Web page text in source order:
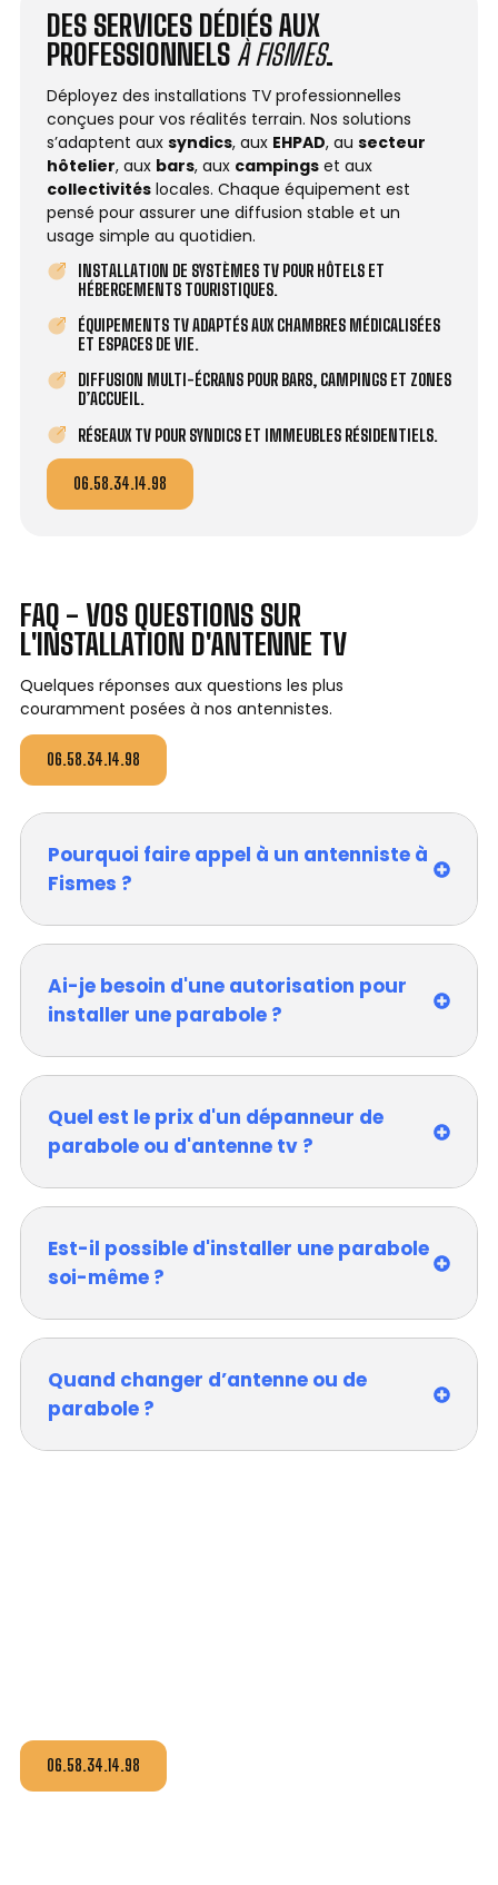
DES SERVICES DÉDIÉS AUX
PROFESSIONNELS À FISMES.
Déployez des installations TV professionnelles
conçues pour vos réalités terrain. Nos solutions
s’adaptent aux syndics, aux EHPAD, au secteur
hôtelier, aux bars, aux campings et aux
collectivités locales. Chaque équipement est
pensé pour assurer une diffusion stable et un
usage simple au quotidien.
INSTALLATION DE SYSTÈMES TV POUR HÔTELS ET
HÉBERGEMENTS TOURISTIQUES.
ÉQUIPEMENTS TV ADAPTÉS AUX CHAMBRES MÉDICALISÉES
ET ESPACES DE VIE.
DIFFUSION MULTI-ÉCRANS POUR BARS, CAMPINGS ET ZONES
D’ACCUEIL.
RÉSEAUX TV POUR SYNDICS ET IMMEUBLES RÉSIDENTIELS.
06.58.34.14.98
FAQ - VOS QUESTIONS SUR
L'INSTALLATION D'ANTENNE TV
Quelques réponses aux questions les plus
couramment posées à nos antennistes.
06.58.34.14.98
Pourquoi faire appel à un antenniste à
Fismes ?
Ai-je besoin d'une autorisation pour
installer une parabole ?
Quel est le prix d'un dépanneur de
parabole ou d'antenne tv ?
Est-il possible d'installer une parabole
soi-même ?
Quand changer d’antenne ou de
parabole ?
06.58.34.14.98